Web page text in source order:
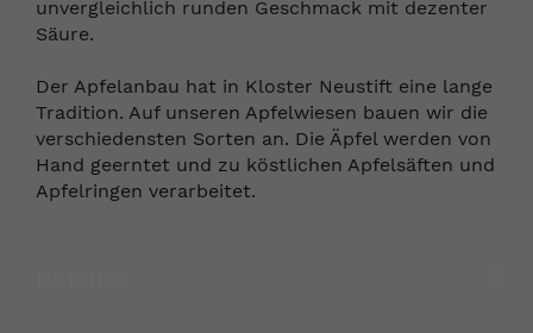
unvergleichlich runden Geschmack mit dezenter
Säure.
Der Apfelanbau hat in Kloster Neustift eine lange
Tradition. Auf unseren Apfelwiesen bauen wir die
verschiedensten Sorten an. Die Äpfel werden von
Hand geerntet und zu köstlichen Apfelsäften und
Apfelringen verarbeitet.